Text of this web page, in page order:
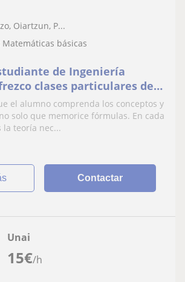
Oiartzun, P...
básicas
de Ingeniería
clases particulares de
a alumnos de Primaria, ESO
el alumno comprenda los conceptos y
solo que memorice fórmulas. En cada
la teoría nec...
Contactar
15€/h
Unai